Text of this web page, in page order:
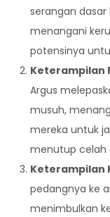
serangan
menangani
potensinya
Keterampilan
Argus
musuh,
mereka untuk
menutup celah
Keterampilan
pedangnya ke
menimbulkan